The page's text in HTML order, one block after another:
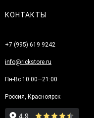
КОНТАКТЫ
+7 (995) 619 9242
info@rickstore.ru
Пн-Вс 10:00—21:00
Россия, Красноярск